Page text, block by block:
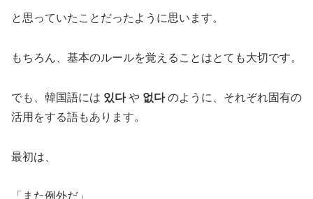
と思っていたことだったように思います。
もちろん、基本のルールを覚えることはとても大切です。
でも、韓国語には 있다や 없다のように、それぞれ固有の
活用をする語もあります。
最初は、
「また例外だ」